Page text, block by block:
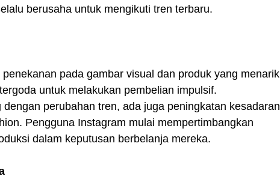
berusaha untuk mengikuti tren terbaru.
penekanan pada gambar visual dan produk yang menarik
untuk melakukan pembelian impulsif.
perubahan tren, ada juga peningkatan kesadaran
Pengguna Instagram mulai mempertimbangkan
dalam keputusan berbelanja mereka.